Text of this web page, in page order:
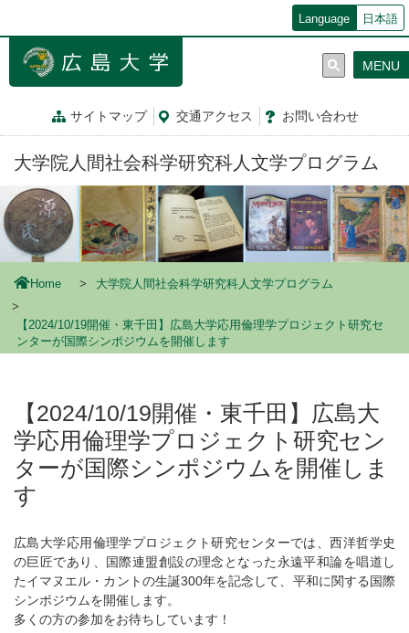
ン
動
Language 日本語
サイトマップ 交通アクセス お問い合わせ
MENU
大学院人間社会科学研究科人文学プログラム
Home 大学院人間社会科学研究科人文学プログラム
【2024/10/19開催・東千田】広島大学応用倫理学プロジェクト研究セ
ンターが国際シンポジウムを開催します
【2024/10/19開催・東千田】広島大
学応用倫理学プロジェクト研究セン
ターが国際シンポジウムを開催しま
す
広島大学応用倫理学プロジェクト研究センターでは、西洋哲学史
の巨匠であり、国際連盟創設の理念となった永遠平和論を唱道し
たイマヌエル・カントの生誕300年を記念して、平和に関する国際
シンポジウムを開催します。
多くの方の参加をお待ちしています！